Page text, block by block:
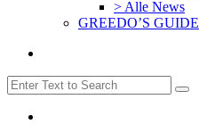
> Alle News
GREEDO’S GUIDE